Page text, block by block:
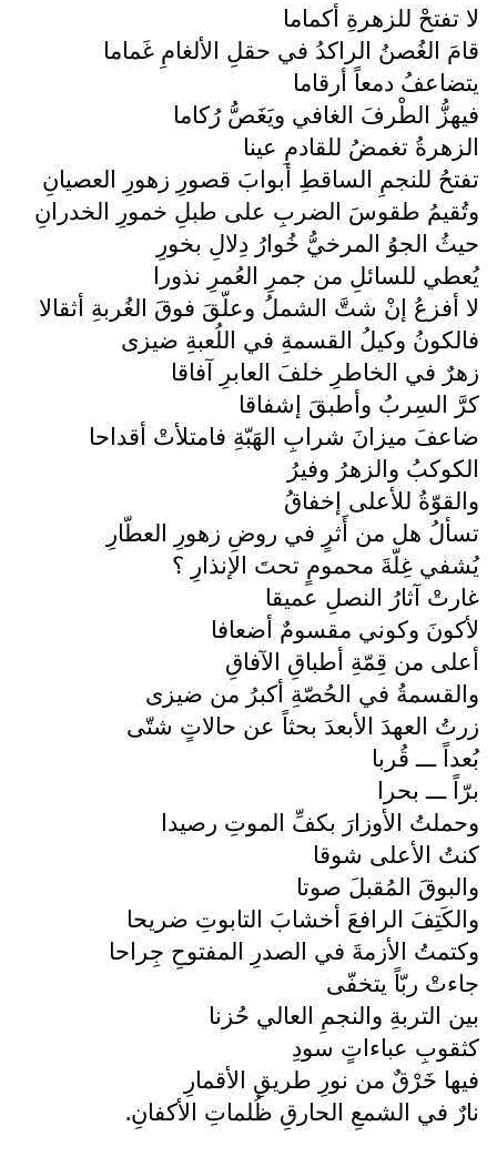
لا تفتحْ للزهرةِ أكماما
قامَ الغُصنُ الراكدُ في حقلِ الألغامِ غَماما
يتضاعفُ دمعاً أرقاما
فيهزُّ الطْرفَ الغافي ويَغَصُّ رُكاما
الزهرةُ تغمضُ للقادمِ عينا
تفتحُ للنجمِ الساقطِ أبوابَ قصورِ زهورِ العصيانِ
وتُقيمُ طقوسَ الضربِ على طبلِ خمورِ الخدرانِ
حيثُ الجوُ المرخيُّ خُوارُ دِلالِ بخورِ
يُعطي للسائلِ من جمرِ العُمرِ نذورا
لا أفزعُ إنْ شتَّ الشملُ وعلّقَ فوقَ الغُربةِ أثقالا
فالكونُ وكيلُ القسمةِ في اللُعبةِ ضيزى
زهرٌ في الخاطرِ خلفَ العابرِ آفاقا
كرَّ السِربُ وأطبقَ إشفاقا
ضاعفَ ميزانَ شرابِ الهَبّةِ فامتلأتْ أقداحا
الكوكبُ والزهرُ وفيرُ
والقوّةُ للأعلى إخفاقُ
تسألُ هل من أَثرٍ في روضِ زهورِ العطّارِ
يُشفي غِلّةَ محمومٍ تحتَ الإنذارِ ؟
غارتْ آثارُ النصلِ عميقا
لأكونَ وكوني مقسومٌ أضعافا
أعلى من قِمّةِ أطباقِ الآفاقِ
والقسمةُ في الحُصّةِ أكبرُ من ضيزى
زرتُ العهدَ الأبعدَ بحثاً عن حالاتٍ شتّى
بُعداً ـــ قُربا
برّاً ـــ بحرا
وحملتُ الأوزارَ بكفِّ الموتِ رصيدا
كنتُ الأعلى شوقا
والبوقَ المُقبلَ صوتا
والكَتِفَ الرافعَ أخشابَ التابوتِ ضريحا
وكتمتُ الأزمةَ في الصدرِ المفتوحِ جِراحا
جاءتْ ربّاً يتخفّى
بين التربةِ والنجمِ العالي حُزنا
كثقوبِ عباءاتٍ سودِ
فيها خَرْقٌ من نورِ طريقِ الأقمارِ
نارٌ في الشمعِ الحارقِ ظُلماتِ الأكفانِ.